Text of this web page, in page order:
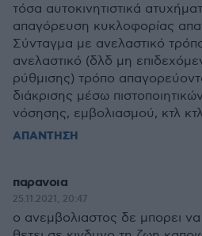
τόσα αυτοκινητιστικά
απαγόρευση κυκλοφορίας
Σύνταγμα με ανελαστικό
ανελαστικό (δλδ μη
ρύθμισης) τρόπο
διάκρισης μέσω
νόσησης, εμβολιασμού, κτλ
ΑΠΑΝΤΗΣΗ
παρανοια
25.11.2021, 20:47
ο ανεμβολιαστος δε μπορει να